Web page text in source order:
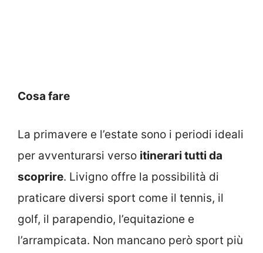
Cosa fare
La primavere e l’estate sono i periodi ideali
per avventurarsi verso itinerari tutti da
scoprire. Livigno offre la possibilità di
praticare diversi sport come il tennis, il
golf, il parapendio, l’equitazione e
l’arrampicata. Non mancano però sport più